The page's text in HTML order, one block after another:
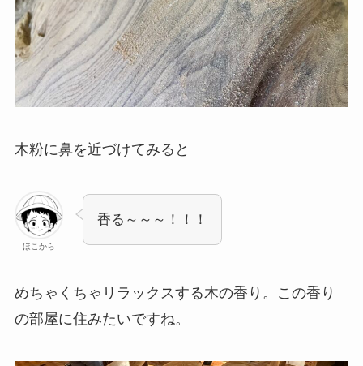
木粉に鼻を近づけてみると
ほこから
香る～～～！！！
めちゃくちゃリラックスする木の香り。この香り
の部屋に住みたいですね。